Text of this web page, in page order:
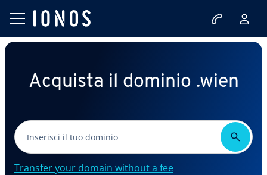
Acquista il dominio .wien
Transfer your domain without a fee